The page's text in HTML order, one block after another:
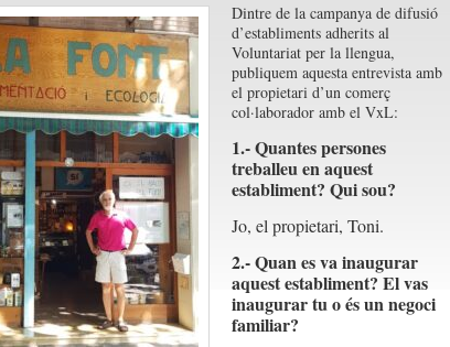
Dintre de la campanya de difusió
d’establiments adherits al
Voluntariat per la llengua,
publiquem aquesta entrevista amb
el propietari d’un comerç
col·laborador amb el VxL:
1.- Quantes persones
treballeu en aquest
establiment? Qui sou?
Jo, el propietari, Toni.
2.- Quan es va inaugurar
aquest establiment? El vas
inaugurar tu o és un negoci
familiar?